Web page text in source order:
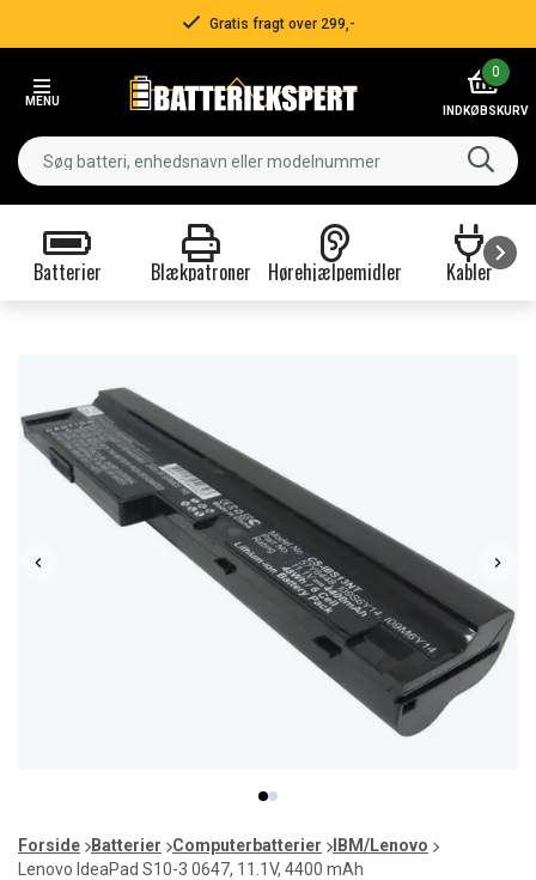
Gratis fragt over 299,-
MENU
0
INDKØBSKURV
Batterier Blækpatroner Hørehjælpemidler Kabler
item
0
item
1
of
2
Forside Batterier Computerbatterier
IBM/Lenovo
Lenovo IdeaPad S10-3 0647, 11.1V, 4400 mAh